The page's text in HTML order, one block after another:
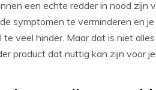
een echte redder in nood zijn
symptomen te verminderen en
veel hinder. Maar dat is niet
product dat nuttig kan zijn voor